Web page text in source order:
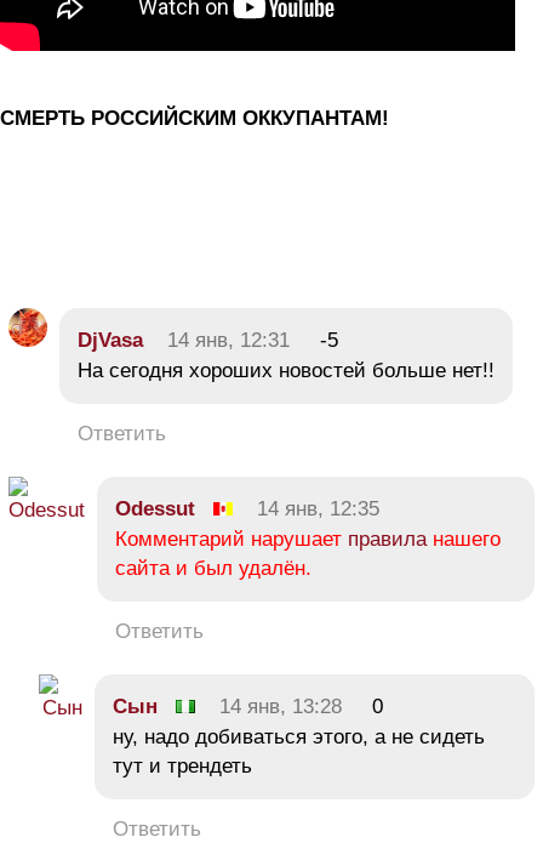
СМЕРТЬ РОССИЙСКИМ ОККУПАНТАМ!
DjVasa 14 янв, 12:31
-5
На сегодня хороших новостей больше нет!!
Ответить
Odessut
14 янв, 12:35
Комментарий нарушает правиланашего
сайта и был удалён.
Ответить
Сын 14 янв, 13:28
0
ну, надо добиваться этого, а не сидеть
тут и трендеть
Ответить